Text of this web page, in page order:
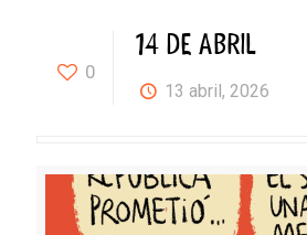
0
14 DE ABRIL
13 abril, 2026